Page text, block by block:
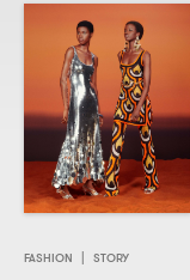
FASHION STORY